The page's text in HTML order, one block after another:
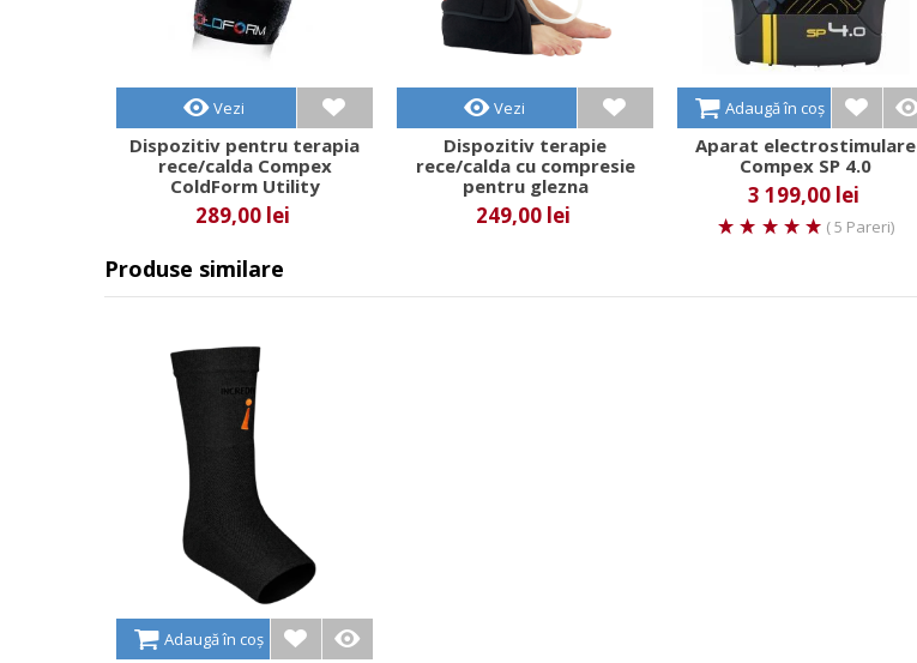
Vezi
Dispozitiv pentru terapia
rece/calda Compex
ColdForm Utility
289,00 lei
Vezi
Dispozitiv terapie
rece/calda cu compresie
pentru glezna
249,00 lei
Adaugă în coș
Aparat electrostimulare
Compex SP 4.0
3 199,00 lei
( 5 Pareri)
Produse similare
Adaugă în coș